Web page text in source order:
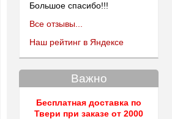
Большое спасибо!!!
Все отзывы...
Наш рейтинг в Яндексе
Важно
Бесплатная доставка по
Твери при заказе от 2000